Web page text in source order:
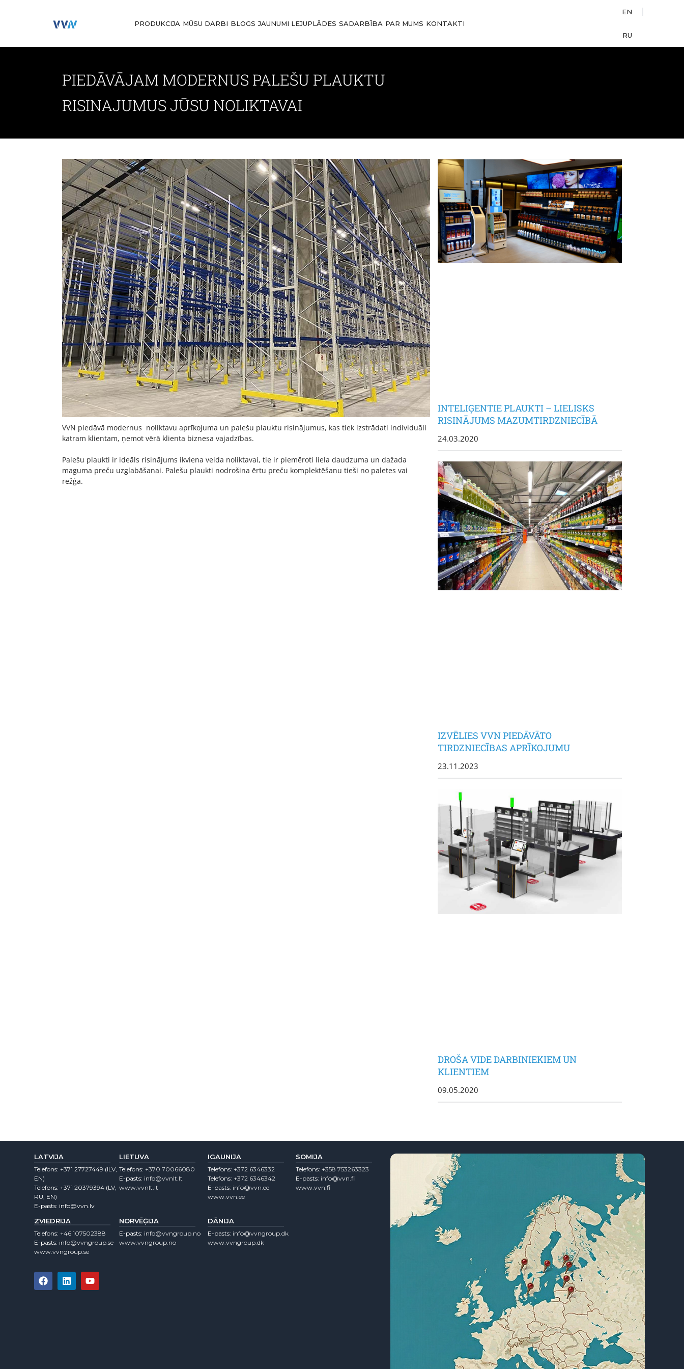
PRODUKCIJA MŪSU DARBI BLOGS JAUNUMI LEJUPLĀDES SADARBĪBA PAR MUMS KONTAKTI
EN
RU
PIEDĀVĀJAM MODERNUS PALEŠU PLAUKTU
RISINAJUMUS JŪSU NOLIKTAVAI
INTELIĢENTIE PLAUKTI – LIELISKS
RISINĀJUMS MAZUMTIRDZNIECĪBĀ
24.03.2020
IZVĒLIES VVN PIEDĀVĀTO
TIRDZNIECĪBAS APRĪKOJUMU
23.11.2023
DROŠA VIDE DARBINIEKIEM UN
KLIENTIEM
09.05.2020
VVN piedāvā modernus noliktavu aprīkojuma un palešu plauktu risinājumus, kas tiek izstrādati individuāli
katram klientam, ņemot vērā klienta biznesa vajadzības.
Palešu plaukti ir ideāls risinājums ikviena veida noliktavai, tie ir piemēroti liela daudzuma un dažada
maguma preču uzglabāšanai. Palešu plaukti nodrošina ērtu preču komplektēšanu tieši no paletes vai
režģa.
LATVIJA
Telefons:+371 27727449 (lLV,
EN)
Telefons:+371 20379394 (LV,
RU, EN)
E-pasts: info@vvn.lv
LIETUVA
Telefons: +370 70066080
E-pasts: info@vvnlt.lt
www.vvnlt.lt
IGAUNIJA
Telefons: +372 6346332
Telefons: +372 6346342
E-pasts: info@vvn.ee
www.vvn.ee
SOMIJA
Telefons: +358 753263323
E-pasts: info@vvn.fi
www.vvn.fi
ZVIEDRIJA
Telefons: +46 107502388
E-pasts: info@vvngroup.se
www.vvngroup.se
NORVĒĢIJA
E-pasts: info@vvngroup.no
www.vvngroup.no
DĀNIJA
E-pasts: info@vvngroup.dk
www.vvngroup.dk